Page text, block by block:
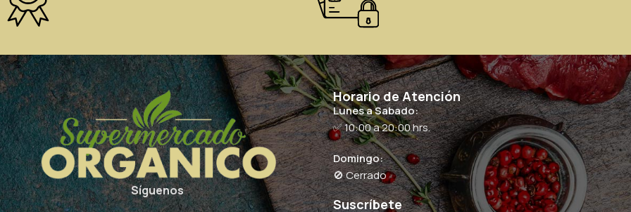
Síguenos
Horario de Atención
Lunes a Sabado:
✅ 10:00 a 20:00 hrs.
Domingo:
🚫 Cerrado
Suscríbete